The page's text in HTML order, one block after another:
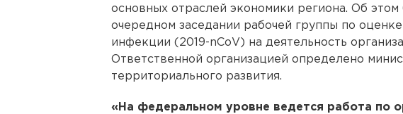
основных отраслей экономики региона. Об этом
очередном заседании рабочей группы по
инфекции (2019-nCoV) на деятельность
Ответственной организацией определено
территориального развития.
«На федеральном уровне ведется работа по